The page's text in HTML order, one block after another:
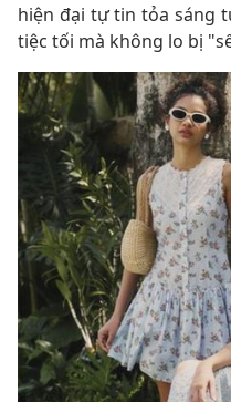
hiện đại tự tin tỏa sáng
tiệc tối mà không lo bị